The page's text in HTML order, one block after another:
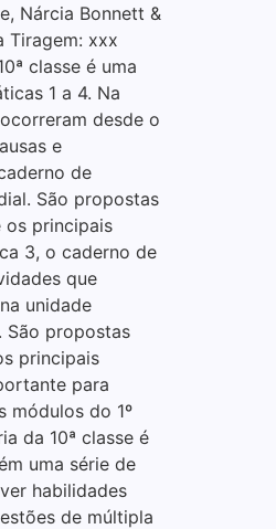
Nárcia Bonnett &
Tiragem: xxx
classe é uma
1 a 4. Na
desde o
e
de
São propostas
os principais
3, o caderno de
que
unidade
São propostas
principais
para
módulos do 1º
da 10ª classe é
uma série de
habilidades
de múltipla